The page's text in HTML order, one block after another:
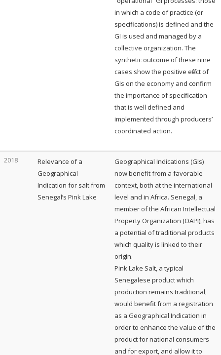
in which a code of practice (or
specifications) is defined and the
GI is used and managed by a
collective organization. The
synthetic outcome of these nine
cases show the positive effect of
GIs on the economy and confirm
the importance of specification
that is well defined and
implemented through producers’
coordinated action.
2018
Relevance of a
Geographical
Indication for salt from
Senegal’s Pink Lake
Geographical Indications (GIs)
now benefit from a favorable
context, both at the international
level and in Africa. Senegal, a
member of the African Intellectual
Property Organization (OAPI), has
a potential of traditional products
which quality is linked to their
origin.
Pink Lake Salt, a typical
Senegalese product which
production remains traditional,
would benefit from a registration
as a Geographical Indication in
order to enhance the value of the
product for national consumers
and for export, and allow it to